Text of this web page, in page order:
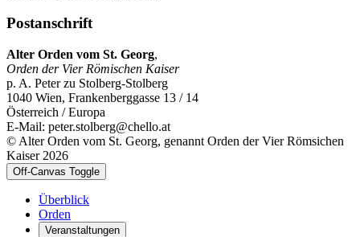
Postanschrift
Alter Orden vom St. Georg,
Orden der Vier Römischen Kaiser
p. A. Peter zu Stolberg-Stolberg
1040 Wien, Frankenberggasse 13 / 14
Österreich / Europa
E-Mail: peter.stolberg@chello.at
© Alter Orden vom St. Georg, genannt Orden der Vier Römsichen
Kaiser 2026
Off-Canvas Toggle
Überblick
Orden
Veranstaltungen